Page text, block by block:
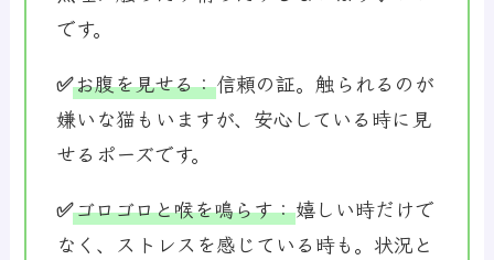
です。
✅お腹を見せる：信頼の証。触られるのが
嫌いな猫もいますが、安心している時に見
せるポーズです。
✅ゴロゴロと喉を鳴らす：嬉しい時だけで
なく、ストレスを感じている時も。状況と